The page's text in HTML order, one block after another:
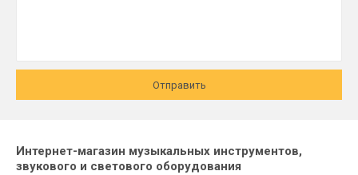
Отправить
Интернет-магазин музыкальных инструментов,
звукового и светового оборудования